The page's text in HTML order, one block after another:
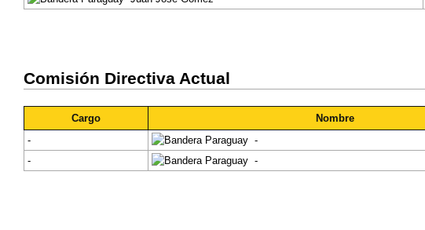
Comisión Directiva Actual
Cargo
Nombre
-
-
-
-